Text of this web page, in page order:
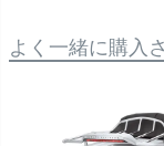
よく一緒に購入